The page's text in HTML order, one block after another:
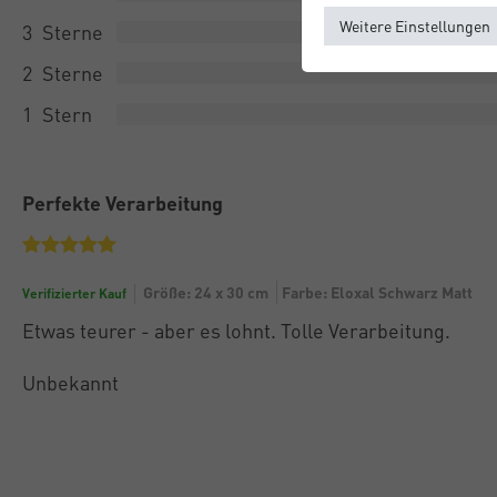
3
2
1
Perfekte Verarbeitung
Verifizierter Kauf Größe: 24 x 30 cm Farbe: Eloxal Schwarz Matt
Etwas teurer - aber es lohnt. Tolle Verarbeitung.
Unbekannt
Weitere Einstellungen